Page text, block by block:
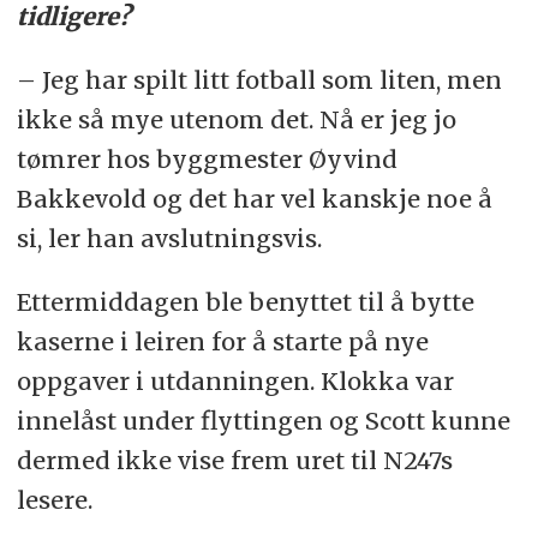
tidligere?
– Jeg har spilt litt fotball som liten, men
ikke så mye utenom det. Nå er jeg jo
tømrer hos byggmester Øyvind
Bakkevold og det har vel kanskje noe å
si, ler han avslutningsvis.
Ettermiddagen ble benyttet til å bytte
kaserne i leiren for å starte på nye
oppgaver i utdanningen. Klokka var
innelåst under flyttingen og Scott kunne
dermed ikke vise frem uret til N247s
lesere.